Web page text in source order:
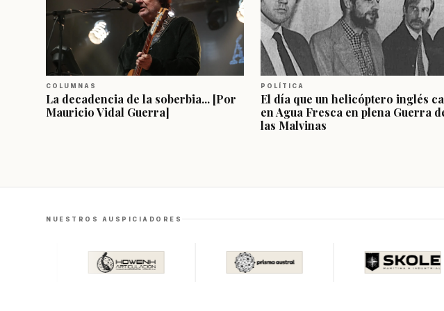
COLUMNAS
La decadencia de la soberbia... [Por
Mauricio Vidal Guerra]
POLÍTICA
El día que un helicóptero inglés
en Agua Fresca en plena Guerra
las Malvinas
NUESTROS AUSPICIADORES